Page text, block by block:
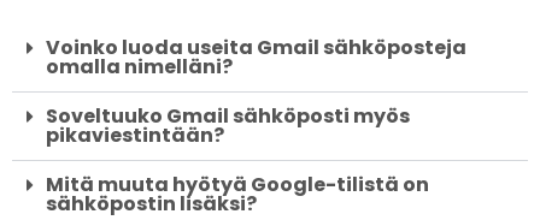
Voinko luoda useita Gmail sähköposteja
omalla nimelläni?
Soveltuuko Gmail sähköposti myös
pikaviestintään?
Mitä muuta hyötyä Google-tilistä on
sähköpostin lisäksi?